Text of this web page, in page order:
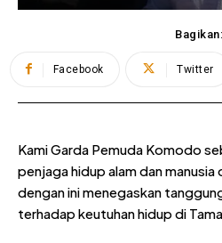
Bagikan:
Facebook Twitter
Kami Garda Pemuda Komodo
penjaga hidup alam dan
dengan ini menegaskan
terhadap keutuhan hidup di